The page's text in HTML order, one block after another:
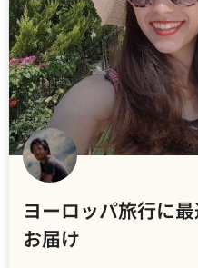
ヨーロッパ旅行に
お届け